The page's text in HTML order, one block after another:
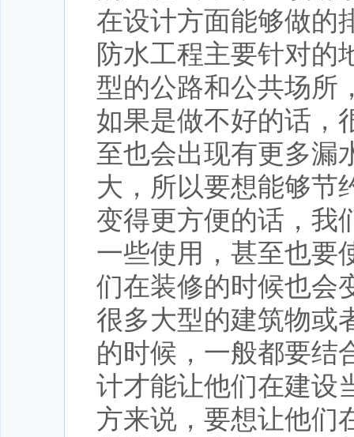
在设计方面能够做的
防水工程主要针对的
型的公路和公共场所
如果是做不好的话，
至也会出现有更多漏
大，所以要想能够节
变得更方便的话，我
一些使用，甚至也要
们在装修的时候也会
很多大型的建筑物或
的时候，一般都要结
计才能让他们在建设
方来说，要想让他们